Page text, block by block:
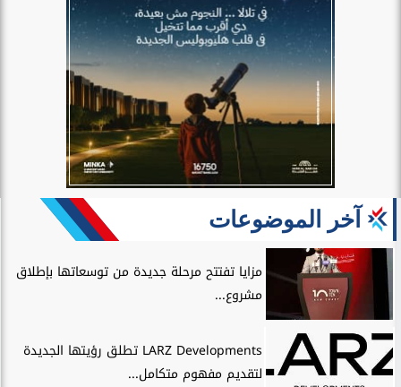
آخر الموضوعات
مزايا تفتتح مرحلة جديدة من توسعاتها بإطلاق
مشروع...
LARZ Developments تطلق رؤيتها الجديدة
لتقديم مفهوم متكامل...